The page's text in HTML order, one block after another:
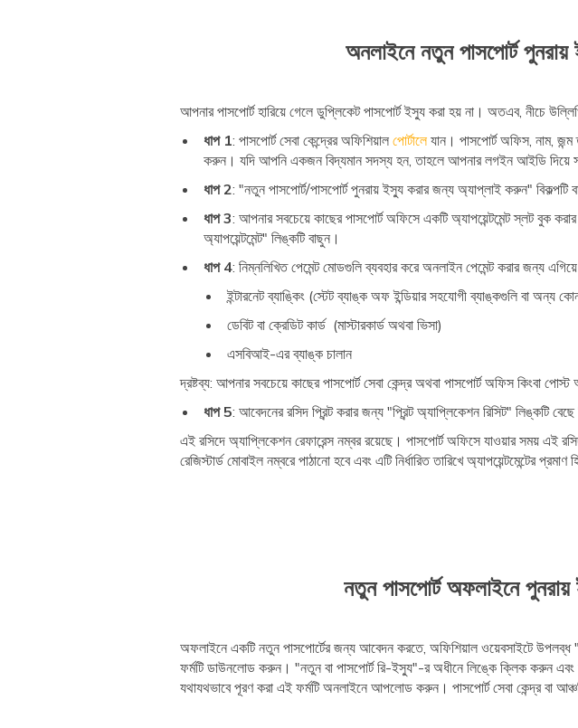
অনলাইনে নতুন পাসপোর্ট
আপনার পাসপোর্ট হারিয়ে গেলে ডুপ্লিকেট পাসপোর্ট ইস্যু করা হয় না। অতএব, নীচে
ধাপ 1: পাসপোর্ট সেবা কেন্দ্রের অফিশিয়াল পোর্টালেযান। পাসপোর্ট অফিস, নাম, জন্ম
করুন। যদি আপনি একজন বিদ্যমান সদস্য হন, তাহলে আপনার লগইন আইডি দিয়ে
ধাপ 2: "নতুন পাসপোর্ট/পাসপোর্ট পুনরায় ইস্যু করার জন্য অ্যাপ্লাই করুন" বিকল্পটি
ধাপ 3: আপনার সবচেয়ে কাছের পাসপোর্ট অফিসে একটি অ্যাপয়েন্টমেন্ট স্লট বুক
অ্যাপয়েন্টমেন্ট" লিঙ্কটি বাছুন।
ধাপ 4: নিম্নলিখিত পেমেন্ট মোডগুলি ব্যবহার করে অনলাইন পেমেন্ট করার জন্য
ইন্টারনেট ব্যাঙ্কিং (স্টেট ব্যাঙ্ক অফ ইন্ডিয়ার সহযোগী ব্যাঙ্কগুলি বা অন্য
ডেবিট বা ক্রেডিট কার্ড (মাস্টারকার্ড অথবা ভিসা)
এসবিআই-এর ব্যাঙ্ক চালান
দ্রষ্টব্য: আপনার সবচেয়ে কাছের পাসপোর্ট সেবা কেন্দ্র অথবা পাসপোর্ট অফিস কিংবা
ধাপ 5: আবেদনের রসিদ প্রিন্ট করার জন্য "প্রিন্ট অ্যাপ্লিকেশন রিসিট" লিঙ্কটি
এই রসিদে অ্যাপ্লিকেশন রেফারেন্স নম্বর রয়েছে। পাসপোর্ট অফিসে যাওয়ার সময় এই
রেজিস্টার্ড মোবাইল নম্বরে পাঠানো হবে এবং এটি নির্ধারিত তারিখে অ্যাপয়েন্টমেন্টের প্রমাণ
নতুন পাসপোর্ট অফলাইনে
অফলাইনে একটি নতুন পাসপোর্টের জন্য আবেদন করতে, অফিশিয়াল ওয়েবসাইটে
ফর্মটি ডাউনলোড করুন। "নতুন বা পাসপোর্ট রি-ইস্যু"-র অধীনে লিঙ্কে ক্লিক করুন এবং
যথাযথভাবে পূরণ করা এই ফর্মটি অনলাইনে আপলোড করুন। পাসপোর্ট সেবা কেন্দ্র বা